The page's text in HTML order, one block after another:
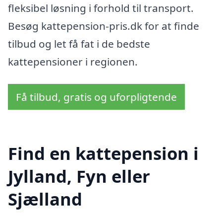
fleksibel løsning i forhold til transport.
Besøg kattepension-pris.dk for at finde
tilbud og let få fat i de bedste
kattepensioner i regionen.
Få tilbud, gratis og uforpligtende
Find en kattepension i
Jylland, Fyn eller
Sjælland